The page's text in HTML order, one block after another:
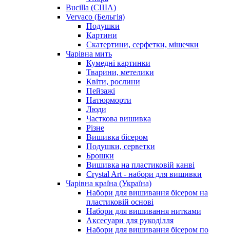
Bucilla (США)
Vervaco (Бельгія)
Подушки
Картини
Скатертини, серфетки, мішечки
Чарiвна мить
Кумедні картинки
Тварини, метелики
Квіти, рослини
Пейзажі
Натюрморти
Люди
Часткова вишивка
Різне
Вишивка бісером
Подушки, серветки
Брошки
Вишивка на пластиковій канві
Crystal Art - набори для вишивки
Чарівна країна (Україна)
Набори для вишивання бісером на
пластиковій основі
Набори для вишивання нитками
Аксесуари для рукоділля
Набори для вишивання бісером по